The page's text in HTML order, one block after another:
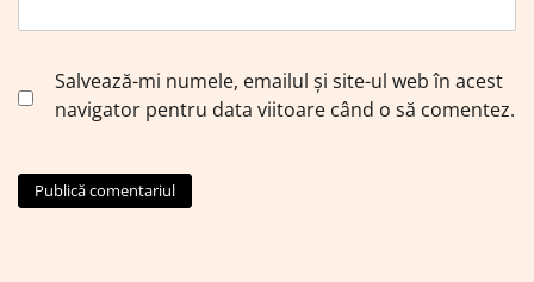
Salvează-mi numele, emailul și site-ul web în acest
navigator pentru data viitoare când o să comentez.